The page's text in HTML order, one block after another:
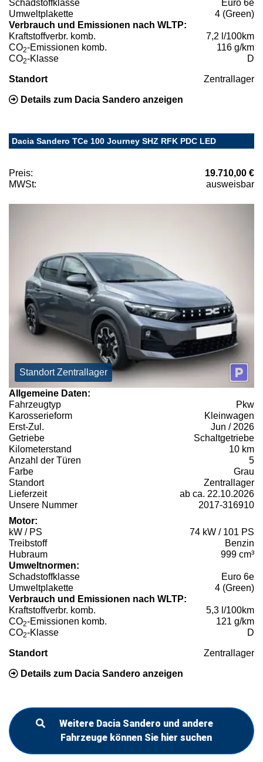
Schadstoffklasse
Euro 6e
Umweltplakette
4 (Green)
Verbrauch und Emissionen nach WLTP:
Kraftstoffverbr. komb.
7,2 l/100km
CO2-Emissionen komb.
116 g/km
CO2-Klasse D
Standort Zentrallager
Details zum Dacia Sandero anzeigen
Dacia Sandero TCe 100 Journey SHZ RFK PDC LED
Preis:
19.710,00 €
MWSt:
ausweisbar
Standort Zentrallager
Allgemeine Daten:
Fahrzeugtyp
Pkw
Karosserieform
Kleinwagen
Erst-Zul.
Jun / 2026
Getriebe
Schaltgetriebe
Kilometerstand
10 km
Anzahl der Türen
5
Farbe
Grau
Standort
Zentrallager
Lieferzeit
ab ca. 22.10.2026
Unsere Nummer
2017-316910
Motor:
kW / PS
74 kW / 101 PS
Treibstoff
Benzin
Hubraum
999 cm³
Umweltnormen:
Schadstoffklasse
Euro 6e
Umweltplakette
4 (Green)
Verbrauch und Emissionen nach WLTP:
Kraftstoffverbr. komb.
5,3 l/100km
CO2-Emissionen komb.
121 g/km
CO2-Klasse D
Standort Zentrallager
Details zum Dacia Sandero anzeigen
Weitere Dacia Sandero und andere
Fahrzeuge können Sie hier suchen